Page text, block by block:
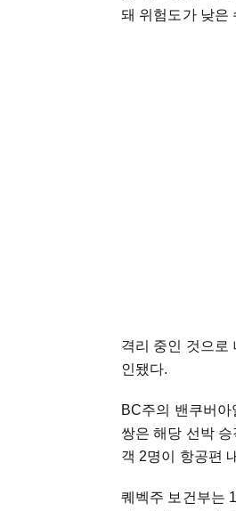
돼 위험도가 낮은
격리 중인 것으로
인됐다.
BC주의 밴쿠버
쌍은 해당 선박
객 2명이 항공편
퀘벡주 보건부는